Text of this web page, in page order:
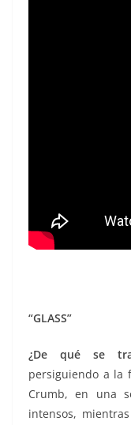
“GLASS”
¿De qué se
persiguiendo a la
Crumb, en una
intensos,